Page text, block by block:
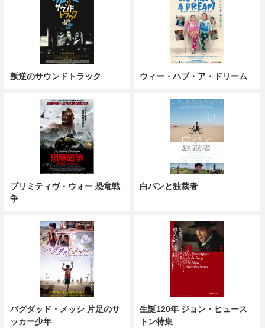
叛逆のサウンドトラック ウィー・ハブ・ア・ドリーム
プリミティヴ・ウォー 恐竜戦
争
白パンと独裁者
バグダッド・メッシ 片足のサ
ッカー少年
生誕120年 ジョン・ヒュース
トン特集